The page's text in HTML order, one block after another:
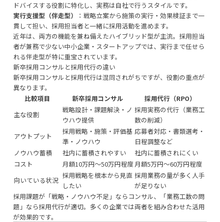
ドバイスする役割に特化し、実務は自社で行うスタイルです。
実行支援型（伴走型）
：戦略立案から施策の実行・効果検証まで一
貫して担い、採用担当者と一緒に採用活動を進めます。
近年は、両方の機能を兼ね備えたハイブリッド型が主流。採用担当
者が兼務で少ない中小企業・スタートアップでは、実行まで任せら
れる伴走型が特に重宝されています。
新卒採用コンサルと採用代行の違い
新卒採用コンサルと採用代行は混同されがちですが、役割の重点が
異なります。
比較項目
新卒採用コンサル
採用代行（RPO）
主な役割
戦略設計・課題解決・ノ
ウハウ提供
採用実務の代行（業務工
数の削減）
アウトプット
採用戦略・施策・評価基
準・ノウハウ
応募者対応・書類選考・
日程調整など
ノウハウ蓄積
社内に蓄積されやすい
社内に蓄積されにくい
コスト
月額10万円〜50万円程度 月額5万円〜60万円程度
向いている状況
採用戦略を根本から見直
したい
採用業務の量が多く人手
が足りない
採用課題が「戦略・ノウハウ不足」ならコンサル、「業務工数の問
題」なら採用代行が適切。多くの企業では両者を組み合わせた活用
が効果的です。